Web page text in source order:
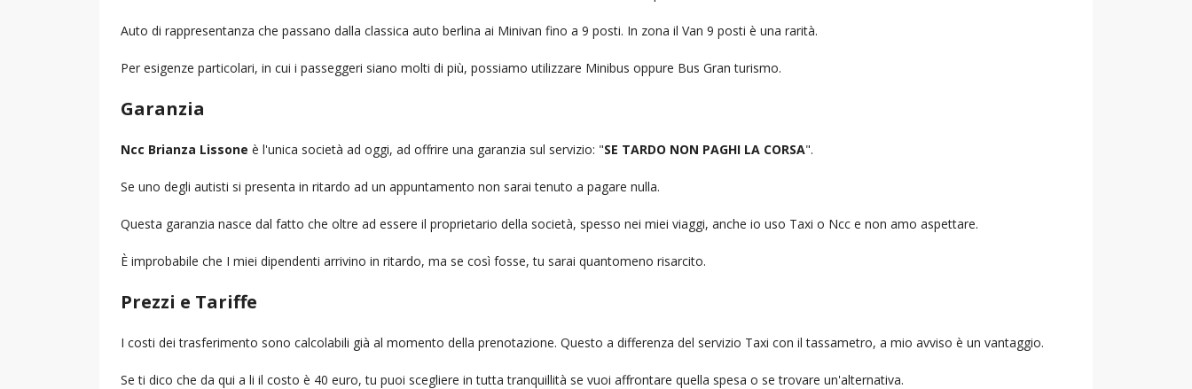
Auto di rappresentanza che passano dalla classica auto berlina ai Minivan fino a 9 posti. In zona il Van 9 posti è una rarità.
Per esigenze particolari, in cui i passeggeri siano molti di più, possiamo utilizzare Minibus oppure Bus Gran turismo.
Garanzia
Ncc Brianza Lissone è l'unica società ad oggi, ad offrire una garanzia sul servizio: "SE TARDO NON PAGHI LA CORSA".
Se uno degli autisti si presenta in ritardo ad un appuntamento non sarai tenuto a pagare nulla.
Questa garanzia nasce dal fatto che oltre ad essere il proprietario della società, spesso nei miei viaggi, anche io uso Taxi o Ncc e non amo aspettare.
È improbabile che I miei dipendenti arrivino in ritardo, ma se così fosse, tu sarai quantomeno risarcito.
Prezzi e Tariffe
I costi dei trasferimento sono calcolabili già al momento della prenotazione. Questo a differenza del servizio Taxi con il tassametro, a mio avviso è un vantaggio.
Se ti dico che da qui a li il costo è 40 euro, tu puoi scegliere in tutta tranquillità se vuoi affrontare quella spesa o se trovare un'alternativa.